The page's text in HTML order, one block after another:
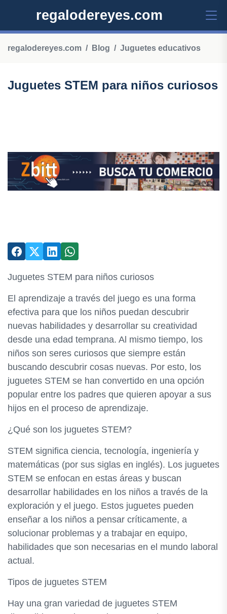
regalodereyes.com
regalodereyes.com Blog Juguetes educativos
Juguetes STEM para niños curiosos
Juguetes STEM para niños curiosos
El aprendizaje a través del juego es una forma
efectiva para que los niños puedan descubrir
nuevas habilidades y desarrollar su creatividad
desde una edad temprana. Al mismo tiempo, los
niños son seres curiosos que siempre están
buscando descubrir cosas nuevas. Por esto, los
juguetes STEM se han convertido en una opción
popular entre los padres que quieren apoyar a sus
hijos en el proceso de aprendizaje.
¿Qué son los juguetes STEM?
STEM significa ciencia, tecnología, ingeniería y
matemáticas (por sus siglas en inglés). Los juguetes
STEM se enfocan en estas áreas y buscan
desarrollar habilidades en los niños a través de la
exploración y el juego. Estos juguetes pueden
enseñar a los niños a pensar críticamente, a
solucionar problemas y a trabajar en equipo,
habilidades que son necesarias en el mundo laboral
actual.
Tipos de juguetes STEM
Hay una gran variedad de juguetes STEM